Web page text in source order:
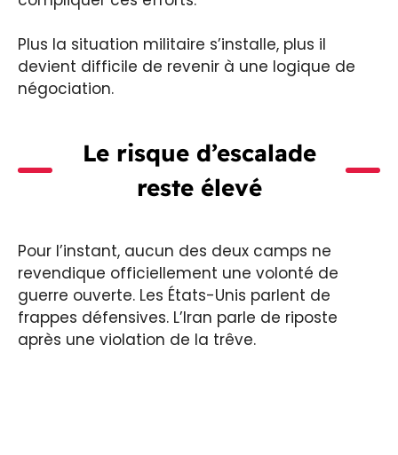
Plus la situation militaire s’installe, plus il
devient difficile de revenir à une logique de
négociation.
Le risque d’escalade
reste élevé
Pour l’instant, aucun des deux camps ne
revendique officiellement une volonté de
guerre ouverte. Les États-Unis parlent de
frappes défensives. L’Iran parle de riposte
après une violation de la trêve.